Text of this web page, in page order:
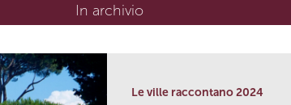
In archivio
Le ville raccontano 2024